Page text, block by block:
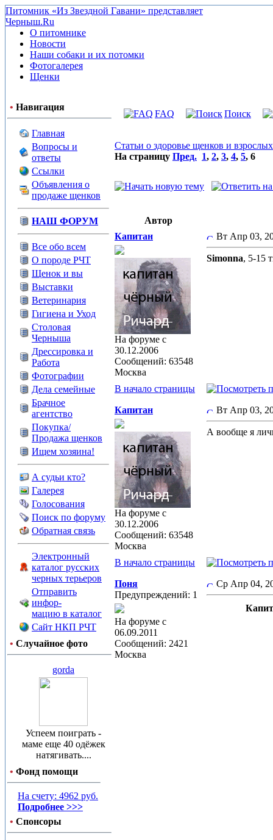
Питомник «Из Звездной Гавани» представляет
Черныш.Ru
О питомнике
Новости
Наши собаки и их потомки
Фотогалерея
Щенки
• Навигация
Главная
Вопросы и
ответы
Ссылки
Объявления о
продаже щенков
НАШ ФОРУМ
Все обо всем
О породе РЧТ
Щенок и вы
Выставки
Ветеринария
Гигиена и Уход
Столовая
Черныша
Дрессировка и
Работа
Фотографии
Дела семейные
Брачное
агентство
Покупка/
Продажа щенков
Ищем хозяина!
А судьи кто?
Галерея
Голосования
Поиск по форуму
Обратная связь
Электронный
каталог русских
черных терьеров
Отправить
инфор-
мацию в каталог
Сайт НКП РЧТ
• Случайное фото
gorda
Успеем поиграть -
маме еще 40 одёжек
натягивать....
• Фонд помощи
На счету: 4962 руб.
Подробнее >>>
• Спонсоры
FAQ Поиск
Статьи о здоровье щенков и
На страницу Пред. 1, 2, 3, 4, 5, 6
Автор
Капитан
На форуме с
30.12.2006
Сообщений: 63548
Москва
Вт Апр 03,
Simonna, 5-15
В начало страницы
Капитан
На форуме с
30.12.2006
Сообщений: 63548
Москва
Вт Апр 03,
А вообще я
В начало страницы
Поня
Предупреждений: 1
На форуме с
06.09.2011
Сообщений: 2421
Москва
Ср Апр 04,